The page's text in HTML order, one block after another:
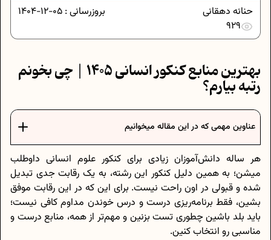
بروزرسانی : 05-12-1404
حنانه دهقانی
929
بهترین منابع کنکور انسانی 1405 | چی بخونم
رتبه بیارم؟
عناوین مهمی که در این مقاله میخوانیم
هر ساله دانش‌آموزان زیادی برای کنکور علوم انسانی داوطلب
میشن؛ به همین دلیل کنکور این رشته، به یک رقابت جدی تبدیل
شده و قبولی در اون راحت نیست. برای این که در این رقابت موفق
بشین، فقط برنامه‌ریزی درست و درس خوندن مداوم کافی نیست؛
باید بلد باشین چطوری تست بزنین و مهم‌تر از همه، منابع درست و
مناسبی رو انتخاب کنین.